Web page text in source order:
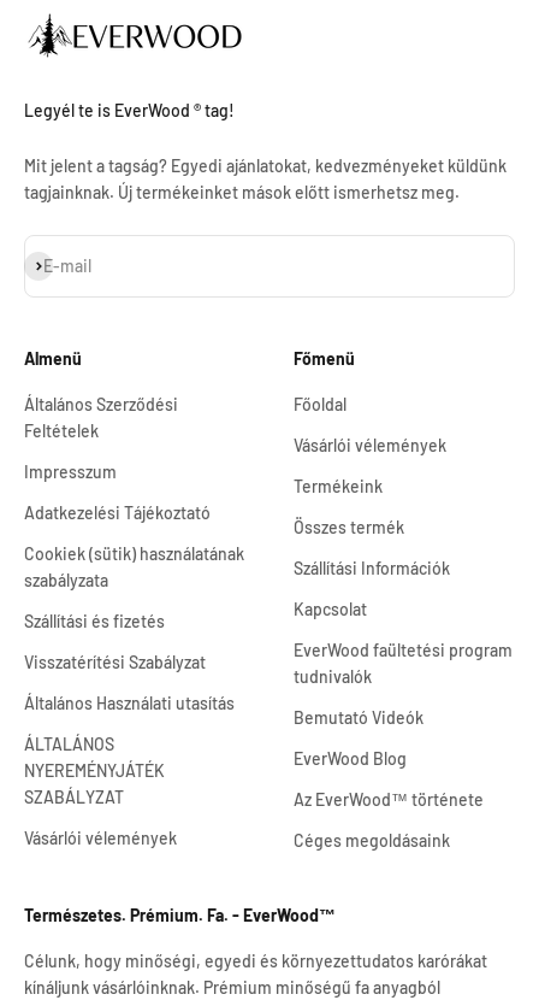
Legyél te is EverWood ® tag!
Mit jelent a tagság? Egyedi ajánlatokat, kedvezményeket küldünk
tagjainknak. Új termékeinket mások előtt ismerhetsz meg.
E-mail
Feliratkozás
Almenü
Általános Szerződési
Feltételek
Impresszum
Adatkezelési Tájékoztató
Cookiek (sütik) használatának
szabályzata
Szállítási és fizetés
Visszatérítési Szabályzat
Általános Használati utasítás
ÁLTALÁNOS
NYEREMÉNYJÁTÉK
SZABÁLYZAT
Vásárlói vélemények
Természetes. Prémium. Fa. - EverWood™
Célunk, hogy minőségi, egyedi és környezettudatos karórákat
kínáljunk vásárlóinknak. Prémium minőségű fa anyagból
Főmenü
Főoldal
Vásárlói vélemények
Termékeink
Összes termék
Szállítási Információk
Kapcsolat
EverWood faültetési program
tudnivalók
Bemutató Videók
EverWood Blog
Az EverWood™ története
Céges megoldásaink